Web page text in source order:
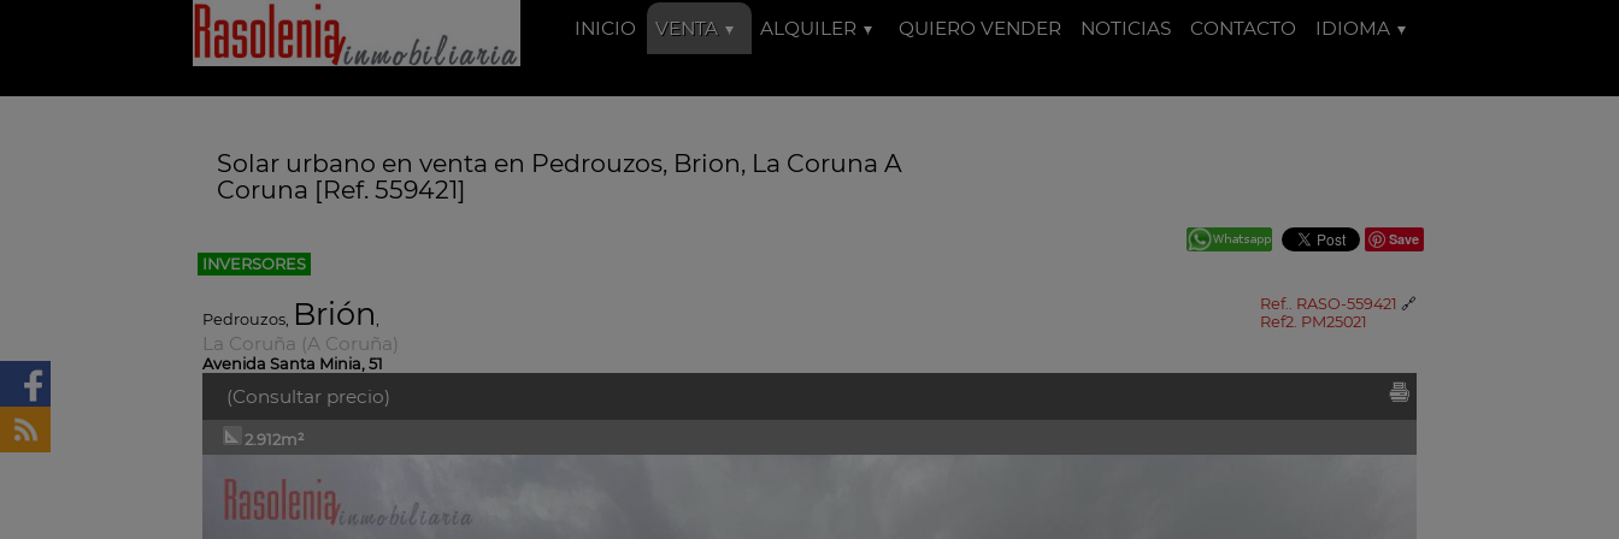
INICIO VENTA ALQUILER QUIERO VENDER NOTICIAS CONTACTO IDIOMA
Solar urbano en venta en Pedrouzos, Brion, La Coruna A
Coruna [Ref. 559421]
Save
INVERSORES
Ref.. RASO-559421 🔗
Ref2. PM25021
Pedrouzos, Brión,
La Coruña (A Coruña)
Avenida Santa Minia, 51
(Consultar precio)
2.912m²